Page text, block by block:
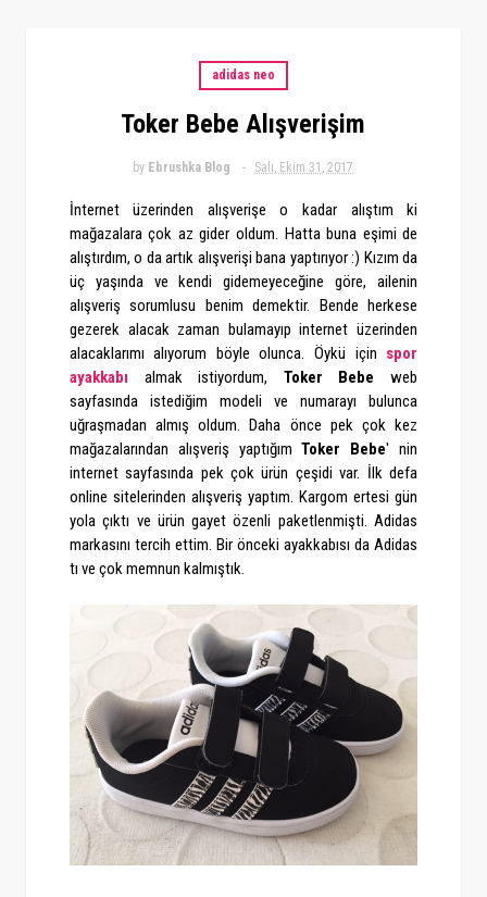
adidas neo
Toker Bebe Alışverişim
by Ebrushka Blog Salı, Ekim 31, 2017
İnternet üzerinden alışverişe o kadar alıştım ki
mağazalara çok az gider oldum. Hatta buna eşimi de
alıştırdım, o da artık alışverişi bana yaptırıyor :) Kızım da
üç yaşında ve kendi gidemeyeceğine göre, ailenin
alışveriş sorumlusu benim demektir. Bende herkese
gezerek alacak zaman bulamayıp internet üzerinden
alacaklarımı alıyorum böyle olunca. Öykü için spor
ayakkabı almak istiyordum, Toker Bebe web
sayfasında istediğim modeli ve numarayı bulunca
uğraşmadan almış oldum. Daha önce pek çok kez
mağazalarından alışveriş yaptığımToker Bebe' nin
internet sayfasında pek çok ürün çeşidi var. İlk defa
online sitelerinden alışveriş yaptım. Kargom ertesi gün
yola çıktı ve ürün gayet özenli paketlenmişti. Adidas
markasını tercih ettim. Bir önceki ayakkabısı da Adidas
tı ve çok memnun kalmıştık.